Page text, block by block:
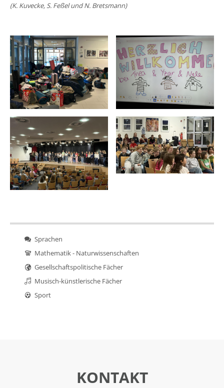
(K. Kuvecke, S. Feßel und N. Bretsmann)
Sprachen
Mathematik - Naturwissenschaften
Gesellschaftspolitische Fächer
Musisch-künstlerische Fächer
Sport
KONTAKT